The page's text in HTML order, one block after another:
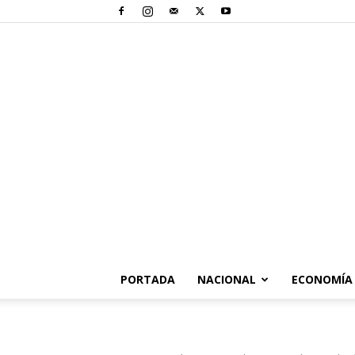
PORTADA NACIONAL ECONOMÍA